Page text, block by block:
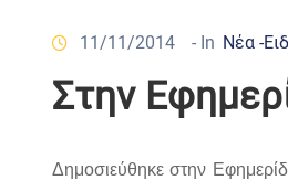
11/11/2014 - In Νέα -
Στην
Δημοσιεύθηκε στην